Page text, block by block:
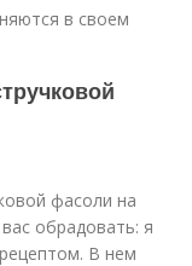
в своем
фасоли на
обрадовать: я
В нем